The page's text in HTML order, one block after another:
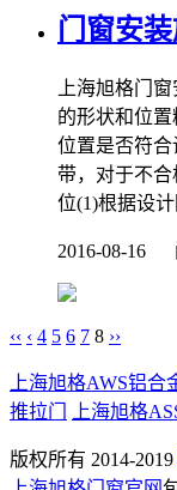
门窗安
上海旭格门
的形状和位
位置是否符
带，对于不
位(1)根据设
2016-08-16
‹‹ ‹ 4 5 6 7 8 ››
上海旭格AWS铝合
推拉门
上海旭格
版权所有 2014-2019